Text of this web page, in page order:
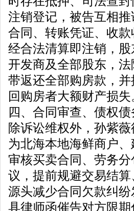
注销登记，被告互相
合同、转账凭证、收
经合法清算即注销，
开发商及全部股东，
带返还全部购房款，
回购房者大额财产损失
四、合同审查、债权
除诉讼维权外，孙紫
为北海本地海鲜商户
审核买卖合同、劳务
议，提前规避交易结
源头减少合同欠款纠
具律师函催告对方限